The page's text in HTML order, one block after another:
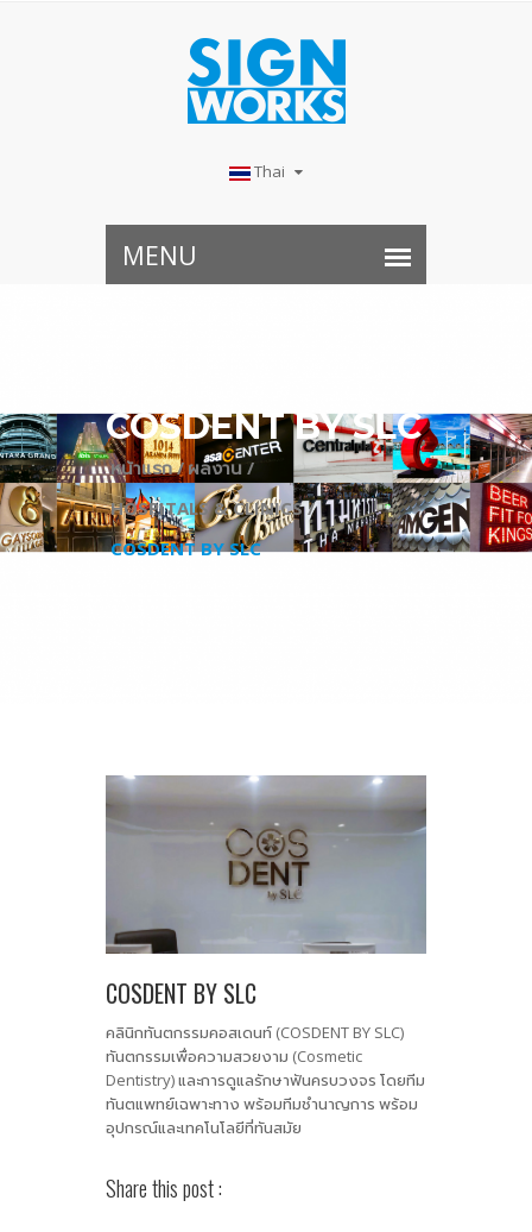
Thai
COSDENT BY SLC
หน้าแรก / ผลงาน /
HOSPITALS & CLINICS /
COSDENT BY SLC
COSDENT BY SLC
คลินิกทันตกรรมคอสเดนท์ (COSDENT BY SLC)
ทันตกรรมเพื่อความสวยงาม (Cosmetic
Dentistry) และการดูแลรักษาฟันครบวงจร โดยทีม
ทันตแพทย์เฉพาะทาง พร้อมทีมชำนาญการ พร้อม
อุปกรณ์และเทคโนโลยีที่ทันสมัย
Share this post :